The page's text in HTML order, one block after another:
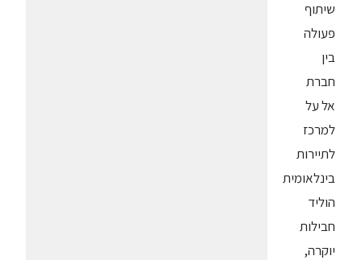
שיתוף
פעולה
בין
חברת
אל על
למרכז
לתיירות
בינלאומית
הוליד
חבילות
יוקרה,